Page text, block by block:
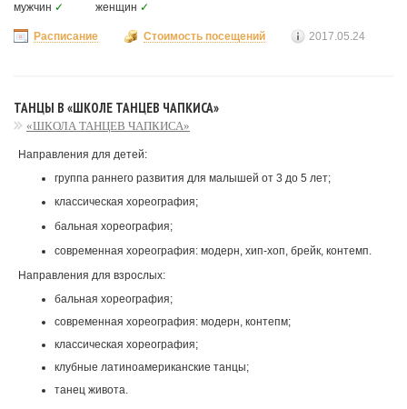
мужчин ✓ женщин ✓
Расписание Стоимость посещений 2017.05.24
ТАНЦЫ В «ШКОЛЕ ТАНЦЕВ ЧАПКИСА»
«ШКОЛА ТАНЦЕВ ЧАПКИСА»
Направления для детей:
группа раннего развития для малышей от 3 до 5 лет;
классическая хореография;
бальная хореография;
современная хореография: модерн, хип-хоп, брейк, контемп.
Направления для взрослых:
бальная хореография;
современная хореография: модерн, контепм;
классическая хореография;
клубные латиноамериканские танцы;
танец живота.